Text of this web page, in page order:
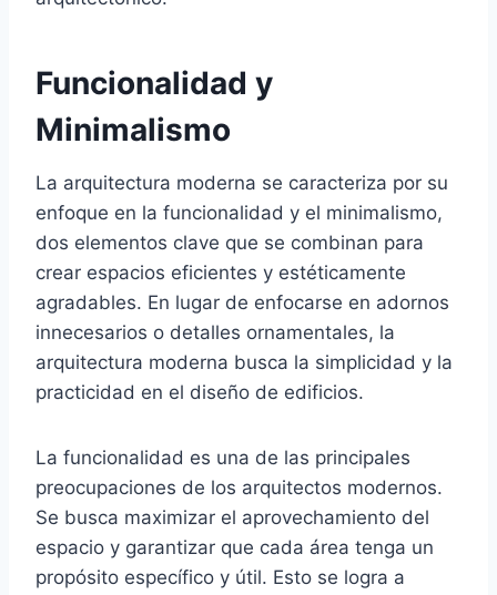
Funcionalidad y
Minimalismo
La arquitectura moderna se caracteriza por su
enfoque en la funcionalidad y el minimalismo,
dos elementos clave que se combinan para
crear espacios eficientes y estéticamente
agradables. En lugar de enfocarse en adornos
innecesarios o detalles ornamentales, la
arquitectura moderna busca la simplicidad y la
practicidad en el diseño de edificios.
La funcionalidad es una de las principales
preocupaciones de los arquitectos modernos.
Se busca maximizar el aprovechamiento del
espacio y garantizar que cada área tenga un
propósito específico y útil. Esto se logra a